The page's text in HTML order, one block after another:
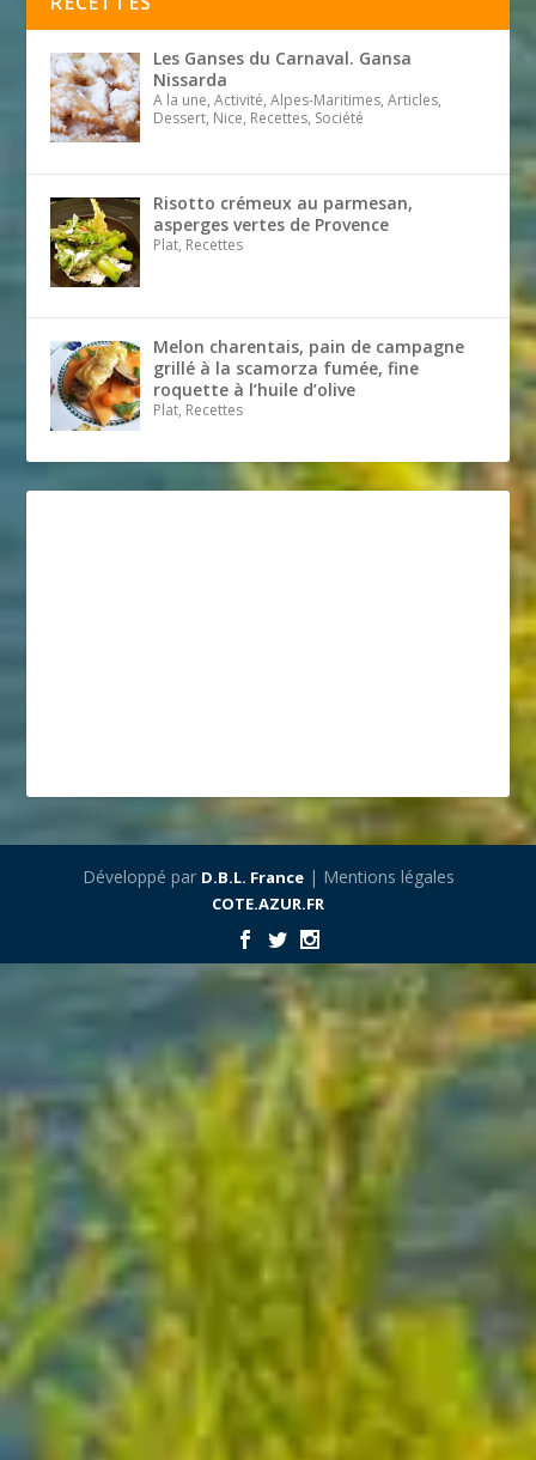
Les Ganses du Carnaval. Gansa
Nissarda
A la une, Activité, Alpes-Maritimes, Articles,
Dessert, Nice, Recettes, Société
Risotto crémeux au parmesan,
asperges vertes de Provence
Plat, Recettes
Melon charentais, pain de campagne
grillé à la scamorza fumée, fine
roquette à l’huile d’olive
Plat, Recettes
Développé par D.B.L. France| Mentions légales
COTE.AZUR.FR